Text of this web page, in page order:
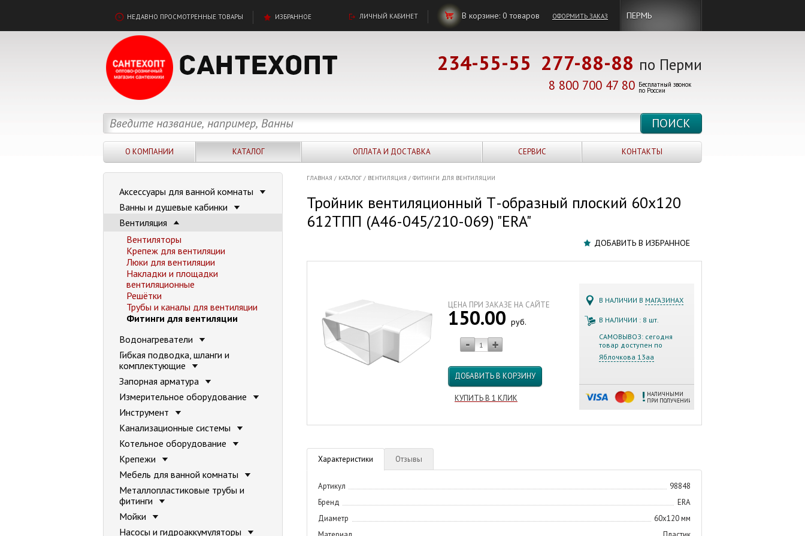
НЕДАВНО ПРОСМОТРЕННЫЕ ТОВАРЫ ИЗБРАННОЕ ЛИЧНЫЙ КАБИНЕТ В корзине: 0товаров ОФОРМИТЬ ЗАКАЗ ПЕРМЬ
234-55-55 277-88-88 по Перми
8 800 700 47 80 Бесплатный звонок
по России
О КОМПАНИИ КАТАЛОГ ОПЛАТА И ДОСТАВКА СЕРВИС КОНТАКТЫ
ГЛАВНАЯ / КАТАЛОГ / ВЕНТИЛЯЦИЯ / ФИТИНГИ ДЛЯ ВЕНТИЛЯЦИИ
Тройник вентиляционный Т-образный плоский 60х120
612ТПП (А46-045/210-069) "ERA"
ДОБАВИТЬ В ИЗБРАННОЕ
В НАЛИЧИИ В МАГАЗИНАХ
В НАЛИЧИИ : 8 шт.
САМОВЫВОЗ: сегодня
товар доступен по
Яблочкова 13аа
НАЛИЧНЫМИ
ПРИ ПОЛУЧЕНИИ
ЦЕНА ПРИ ЗАКАЗЕ НА САЙТЕ
150.00 руб.
ДОБАВИТЬ В КОРЗИНУ
КУПИТЬ В 1 КЛИК
Характеристики Отзывы
Артикул
98848
Бренд
ERA
Диаметр
60х120 мм
Аксессуары для ванной комнаты
Ванны и душевые кабинки
Вентиляция
Вентиляторы
Крепеж для вентиляции
Люки для вентиляции
Накладки и площадки
вентиляционные
Решётки
Трубы и каналы для вентиляции
Фитинги для вентиляции
Водонагреватели
Гибкая подводка, шланги и
комплектующие
Запорная арматура
Измерительное оборудование
Инструмент
Канализационные системы
Котельное оборудование
Крепежи
Мебель для ванной комнаты
Металлопластиковые трубы и
фитинги
Мойки
Насосы и гидроаккумуляторы